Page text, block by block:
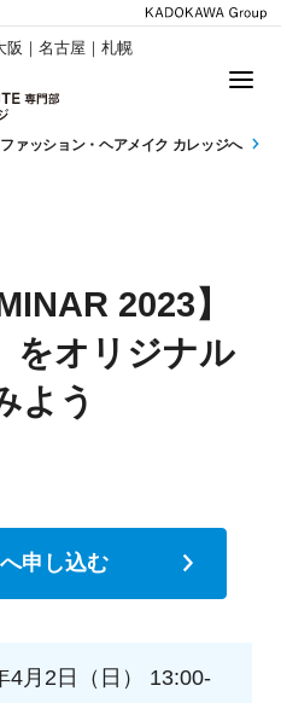
｜名古屋｜札幌
ファッション・ ヘアメイク カレッジへ
2023】
をオリジナル
よう
申し込む
4月2日（日） 13:00-